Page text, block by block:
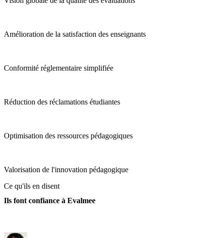
Amélioration de la satisfaction des enseignants
Conformité réglementaire simplifiée
Réduction des réclamations étudiantes
Optimisation des ressources pédagogiques
Valorisation de l'innovation pédagogique
Ce qu'ils en disent
Ils font confiance à Evalmee